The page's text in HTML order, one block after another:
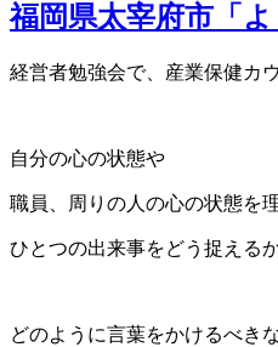
福岡県太宰府市「よ
経営者勉強会で、産業保健カ
自分の心の状態や
職員、周りの人の心の状態を
ひとつの出来事をどう捉える
どのように言葉をかけるべき